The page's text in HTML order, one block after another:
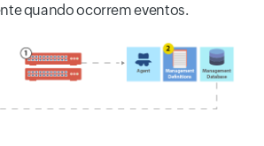
quando ocorrem eventos.